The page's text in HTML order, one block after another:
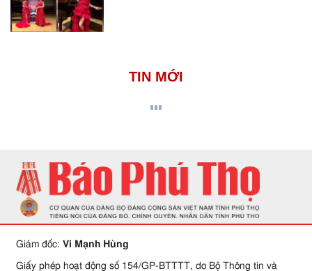
TIN MỚI
Giám đốc: Vi Mạnh Hùng
Giấy phép hoạt động số 154/GP-BTTTT, do Bộ Thông tin và